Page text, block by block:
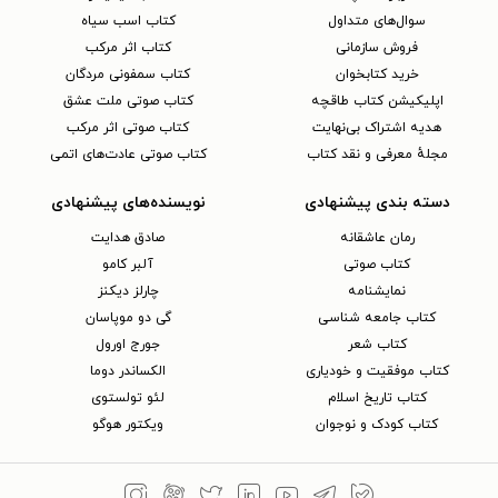
سوال‌های متداول
فروش سازمانی
خرید کتابخوان
اپلیکیشن کتاب طاقچه
هدیه اشتراک بی‌نهایت
مجلهٔ معرفی و نقد کتاب
کتاب اسب سیاه
کتاب اثر مرکب
کتاب سمفونی مردگان
کتاب صوتی ملت عشق
کتاب صوتی اثر مرکب
کتاب صوتی عادت‌های اتمی
دسته بندی پیشنهادی
رمان عاشقانه
کتاب‌ صوتی
نمایشنامه
کتاب جامعه شناسی
کتاب شعر
کتاب موفقیت و خودیاری
کتاب تاریخ اسلام
کتاب کودک و نوجوان
نویسنده‌های پیشنهادی
صادق هدایت
آلبر کامو
چارلز دیکنز
گی دو موپاسان
جورج اورول
الکساندر دوما
لئو تولستوی
ویکتور هوگو